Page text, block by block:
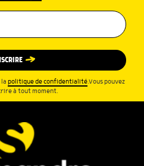
politique de confidentialité.Vous pouvez
à tout moment.